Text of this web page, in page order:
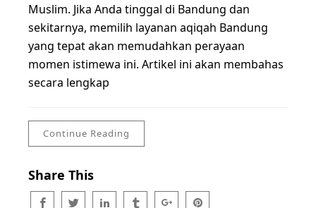
Muslim. Jika Anda tinggal di Bandung dan
sekitarnya, memilih layanan aqiqah Bandung
yang tepat akan memudahkan perayaan
momen istimewa ini. Artikel ini akan membahas
secara lengkap
Continue Reading
Share This